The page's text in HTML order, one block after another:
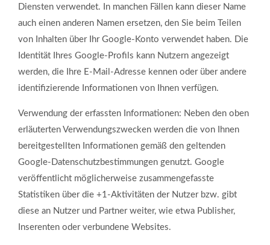
Diensten verwendet. In manchen Fällen kann dieser Name
auch einen anderen Namen ersetzen, den Sie beim Teilen
von Inhalten über Ihr Google-Konto verwendet haben. Die
Identität Ihres Google-Profils kann Nutzern angezeigt
werden, die Ihre E-Mail-Adresse kennen oder über andere
identifizierende Informationen von Ihnen verfügen.
Verwendung der erfassten Informationen: Neben den oben
erläuterten Verwendungszwecken werden die von Ihnen
bereitgestellten Informationen gemäß den geltenden
Google-Datenschutzbestimmungen genutzt. Google
veröffentlicht möglicherweise zusammengefasste
Statistiken über die +1-Aktivitäten der Nutzer bzw. gibt
diese an Nutzer und Partner weiter, wie etwa Publisher,
Inserenten oder verbundene Websites.